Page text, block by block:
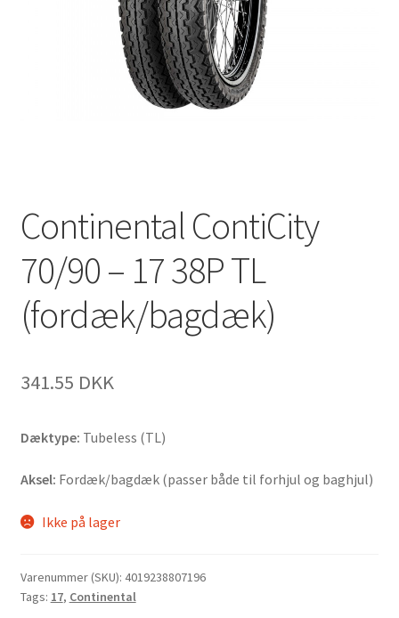
Continental ContiCity
70/90 – 17 38P TL
(fordæk/bagdæk)
341.55 DKK
Dæktype: Tubeless (TL)
Aksel: Fordæk/bagdæk (passer både til forhjul og baghjul)
Ikke på lager
Varenummer (SKU): 4019238807196
Tags: 17, Continental